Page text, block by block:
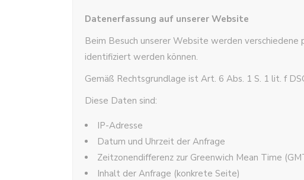
Datenerfassung auf unserer Website
Beim Besuch unserer Website werden
identifiziert werden können.
Gemäß Rechtsgrundlage ist Art. 6 Abs. 1 S. 1 lit. f
Diese Daten sind:
IP-Adresse
Datum und Uhrzeit der Anfrage
Zeitzonendifferenz zur Greenwich Mean Time
Inhalt der Anfrage (konkrete Seite)